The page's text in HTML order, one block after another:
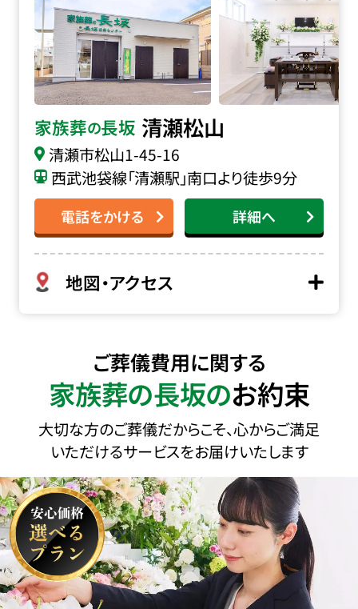
家族葬の長坂 清瀬松山
清瀬市松山1-45-16
西武池袋線「清瀬駅」南口より徒歩9分
電話をかける 詳細へ
地図・アクセス
ご葬儀費用に関する
家族葬の長坂のお約束
大切な方のご葬儀だからこそ、心からご満足
いただけるサービスをお届けいたします